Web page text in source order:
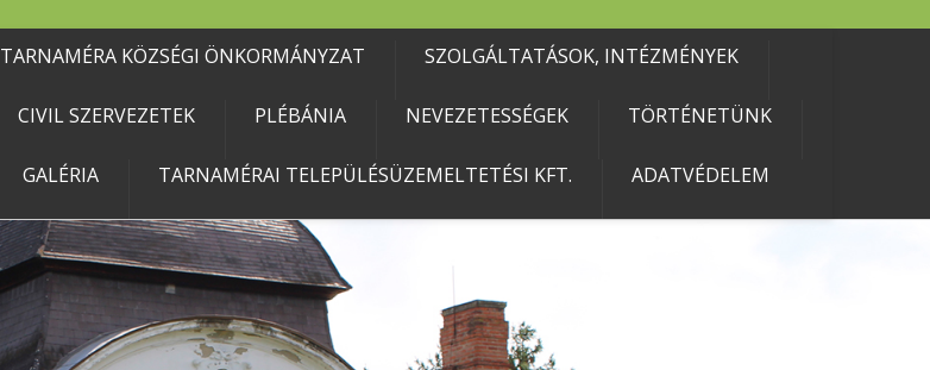
TARNAMÉRA KÖZSÉGI ÖNKORMÁNYZAT SZOLGÁLTATÁSOK, INTÉZMÉNYEK
CIVIL SZERVEZETEK PLÉBÁNIA NEVEZETESSÉGEK TÖRTÉNETÜNK
GALÉRIA TARNAMÉRAI TELEPÜLÉSÜZEMELTETÉSI KFT. ADATVÉDELEM